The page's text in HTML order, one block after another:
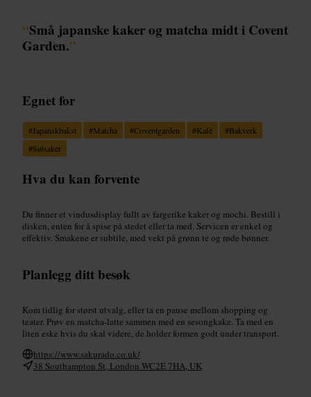
“Små japanske kaker og matcha midt i Covent
Garden.”
Egnet for
#Japanskbakst #Matcha #Coventgarden #Kafé #Bakverk
#Søtsaker
Hva du kan forvente
Du finner et vindusdisplay fullt av fargerike kaker og mochi. Bestill i
disken, enten for å spise på stedet eller ta med. Servicen er enkel og
effektiv. Smakene er subtile, med vekt på grønn te og røde bønner.
Planlegg ditt besøk
Kom tidlig for størst utvalg, eller ta en pause mellom shopping og
teater. Prøv en matcha-latte sammen med en sesongkake. Ta med en
liten eske hvis du skal videre, de holder formen godt under transport.
https://www.sakurado.co.uk/
38 Southampton St, London WC2E 7HA, UK